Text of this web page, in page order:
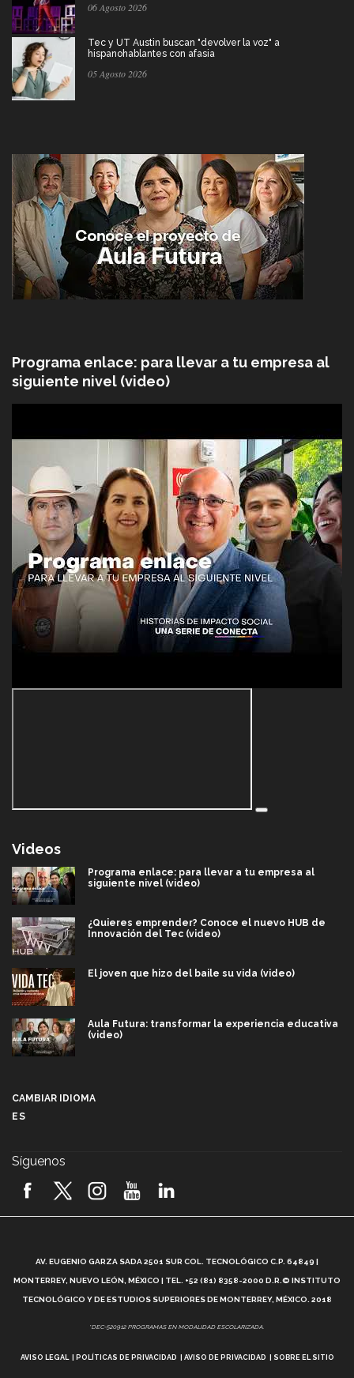
06 Agosto 2026
Tec y UT Austin buscan "devolver la voz" a
hispanohablantes con afasia
05 Agosto 2026
Programa enlace: para llevar a tu empresa al
siguiente nivel (video)
Videos
Programa enlace: para llevar a tu empresa al
siguiente nivel (video)
¿Quieres emprender? Conoce el nuevo HUB de
Innovación del Tec (video)
El joven que hizo del baile su vida (video)
Aula Futura: transformar la experiencia educativa
(video)
2026! (video)
¿Cómo es el Modelo Educativo Tec? (video)
Vida Tec: Feminismo e Inteligencia Artificial, Paola
CAMBIAR IDIOMA
ES
Síguenos
AV. EUGENIO GARZA SADA 2501 SUR COL. TECNOLÓGICO C.P. 64849 |
MONTERREY, NUEVO LEÓN, MÉXICO | TEL. +52 (81) 8358-2000 D.R.© INSTITUTO
TECNOLÓGICO Y DE ESTUDIOS SUPERIORES DE MONTERREY, MÉXICO. 2018
*DEC-520912 PROGRAMAS EN MODALIDAD ESCOLARIZADA.
AVISO LEGAL POLÍTICAS DE PRIVACIDAD AVISO DE PRIVACIDAD SOBRE EL SITIO